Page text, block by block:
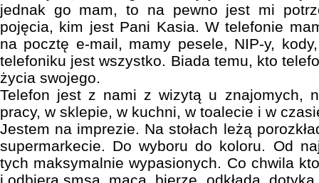
jednak go mam, to na pewno jest mi
pojęcia, kim jest Pani Kasia. W telefonie
na pocztę e-mail, mamy pesele, NIP-y,
telefoniku jest wszystko. Biada temu, kto
życia swojego.
Telefon jest z nami z wizytą u znajomych,
pracy, w sklepie, w kuchni, w toalecie i w
Jestem na imprezie. Na stołach leżą
supermarkecie. Do wyboru do koloru. Od
tych maksymalnie wypasionych. Co chwila